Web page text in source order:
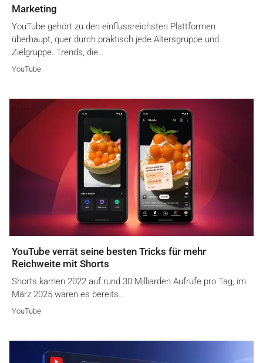
Marketing
YouTube gehört zu den einflussreichsten Plattformen
überhaupt, quer durch praktisch jede Altersgruppe und
Zielgruppe. Trends, die…
YouTube
YouTube verrät seine besten Tricks für mehr
Reichweite mit Shorts
Shorts kamen 2022 auf rund 30 Milliarden Aufrufe pro Tag, im
März 2025 waren es bereits…
YouTube